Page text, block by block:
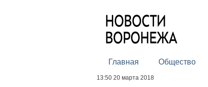
Главная Общество
13:50 20 марта 2018